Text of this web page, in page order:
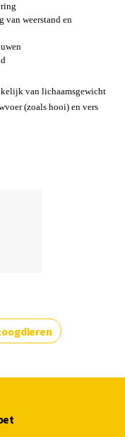
van weerstand en
van lichaamsgewicht
(zoals hooi) en vers